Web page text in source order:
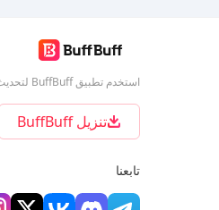
استخدم تطبيق BuffBuff لتحديث تطبيقات Android تلقائيًا
تنزيل BuffBuff
تابعنا